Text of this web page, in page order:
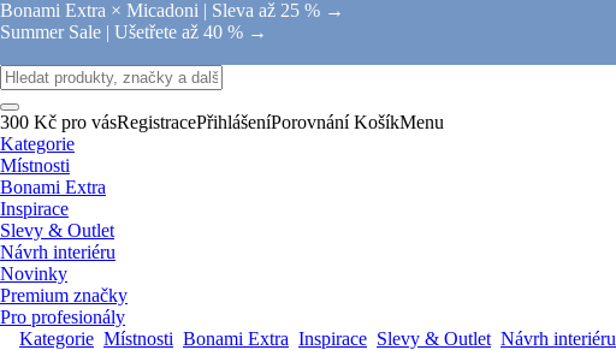
Bonami Extra × Micadoni | Sleva až 25 % →
Summer Sale | Ušetřete až 40 % →
300 Kč pro vásRegistracePřihlášeníPorovnání KošíkMenu
Kategorie
Místnosti
Bonami Extra
Inspirace
Slevy & Outlet
Návrh interiéru
Novinky
Premium značky
Pro profesionály
Kategorie Místnosti Bonami Extra Inspirace Slevy & Outlet Návrh interiéru